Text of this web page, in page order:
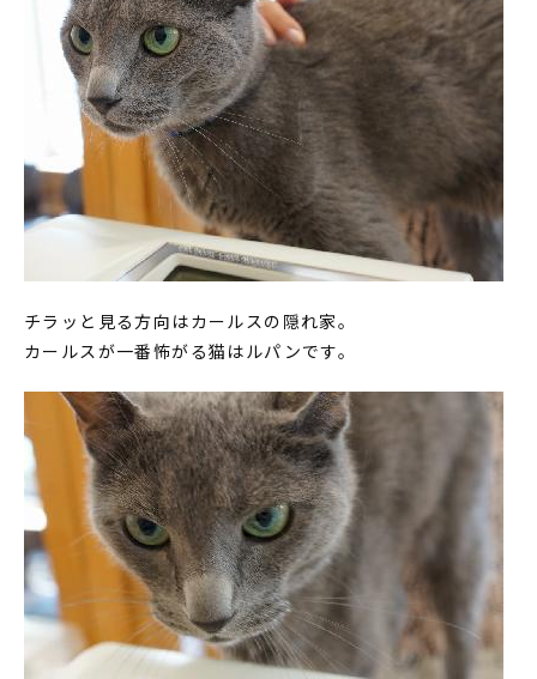
チラッと見る方向はカールスの隠れ家。
カールスが一番怖がる猫はルパンです。